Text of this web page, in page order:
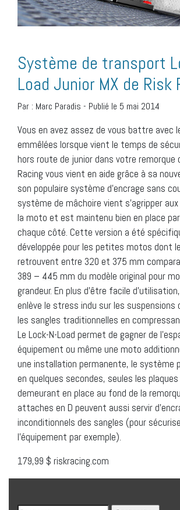
Système de transport
Load Junior MX de Risk
Par : Marc Paradis - Publié le 5 mai 2014
Vous en avez assez de vous battre avec
emmêlées lorsque vient le temps de
hors route de junior dans votre remorque
Racing vous vient en aide grâce à sa
son populaire système d’encrage sans
système de mâchoire vient s’agripper
la moto et est maintenu bien en place
chaque côté. Cette version a été
développée pour les petites motos dont
retrouvent entre 320 et 375 mm
389 – 445 mm du modèle original pour
grandeur. En plus d’être facile
enlève le stress indu sur les
les sangles traditionnelles en
Le Lock-N-Load permet de gagner de
équipement ou même une moto
une installation permanente, le système
en quelques secondes, seules les
demeurant en place au fond de la
attaches en D peuvent aussi servir
inconditionnels des sangles (pour
l’équipement par exemple).
179,99 $ riskracing.com